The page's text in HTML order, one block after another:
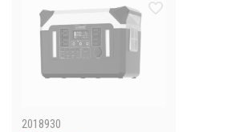
2018930